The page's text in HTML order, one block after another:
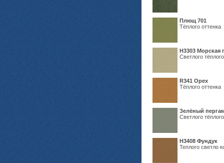
Плющ 701
Тёплого оттенка
H3303 Морская
Светлого
R341 Орех
Тёплого оттенка
Зелёный
Светлого
Н3408 Фундук
Теплого светло